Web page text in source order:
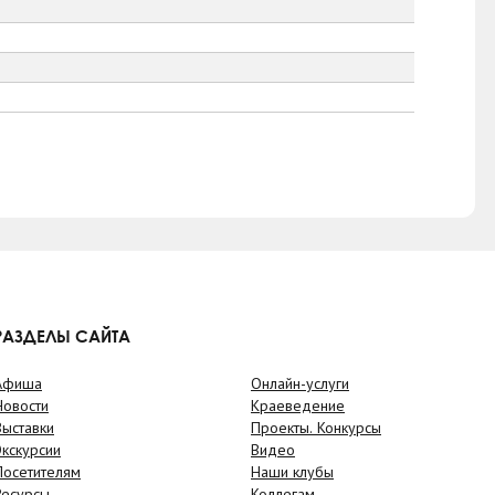
САЙТА
Онлайн-услуги
Краеведение
Проекты. Конкурсы
Видео
Наши клубы